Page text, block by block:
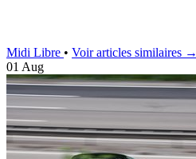
Midi Libre • Voir articles similaires →
01 Aug